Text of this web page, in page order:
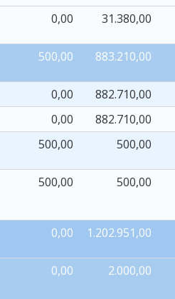
0,00 31.380,00
500,00 883.210,00
0,00 882.710,00
0,00 882.710,00
500,00 500,00
500,00 500,00
0,00 1.202.951,00
0,00 2.000,00